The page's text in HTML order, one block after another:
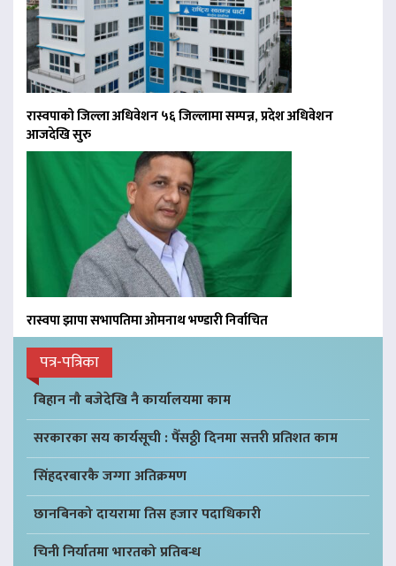
रास्वपाको जिल्ला अधिवेशन ५६ जिल्लामा सम्पन्न, प्रदेश अधिवेशन
आजदेखि सुरु
रास्वपा झापा सभापतिमा ओमनाथ भण्डारी निर्वाचित
पत्र-पत्रिका
बिहान नौ बजेदेखि नै कार्यालयमा काम
सरकारका सय कार्यसूची : पैँसठ्ठी दिनमा सत्तरी प्रतिशत काम
सिंहदरबारकै जग्गा अतिक्रमण
छानबिनको दायरामा तिस हजार पदाधिकारी
चिनी निर्यातमा भारतको प्रतिबन्ध